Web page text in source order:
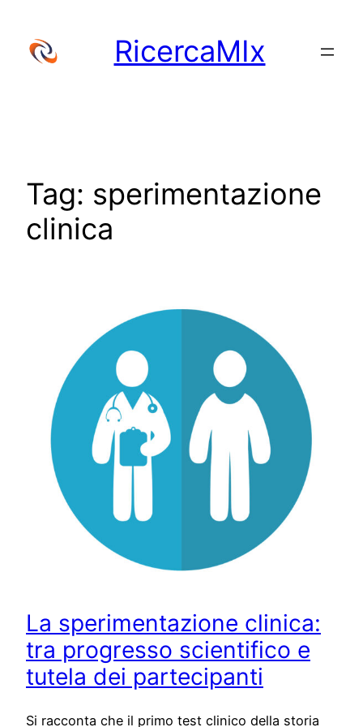
contenuto
RicercaMIx
Tag: sperimentazione
clinica
La sperimentazione clinica:
tra progresso scientifico e
tutela dei partecipanti
Si racconta che il primo test clinico della storia